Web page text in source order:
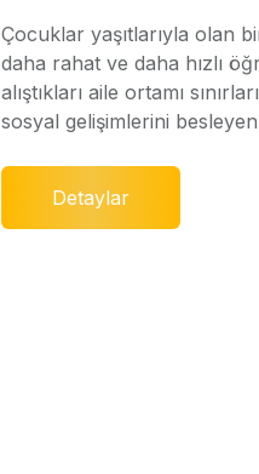
Çocuklar yaşıtlarıyla olan
daha rahat ve daha hızlı
alıştıkları aile ortamı
sosyal gelişimlerini
Detaylar